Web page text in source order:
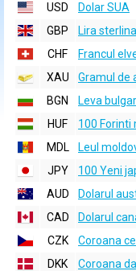
USD
Dolar SUA
GBP
Lira sterlina
CHF
Francul
XAU
Gramul de
BGN
Leva
HUF
100 Forinti
MDL
Leul
JPY
100 Yeni
AUD
Dolarul
CAD
Dolarul
CZK
Coroana
DKK
Coroana